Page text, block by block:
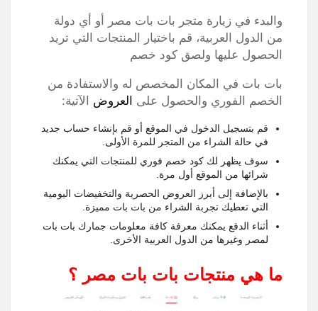
والبدء في زيارة متجر بات بات مصر أو أي دولة
من الدول العربية، قم باختيار المنتجات التي تريد
الحصول عليها ولصق كود خصم
بات بات في المكان المخصص له والاستفادة من
الخصم الفوري والحصول على
العروض الآتية:
قم بتسجيل الدخول في الموقع أو قم بإنشاء حساب جديد
في حالة الشراء من المتجر للمرة الأولى.
سوف يظهر لك كود خصم فوري للمنتجات التي يمكنك
شرائها من الموقع أول مرة.
بالإضافة إلى أبرز العروض الحصرية والتخفيضات اليومية
التي تعطيك تجربة الشراء من بات بات مميزة.
أثناء الدفع يمكنك معرفة كافة معلومات جمارك بات بات
لمصر وغيرها من الدول العربية الأخرى.
ما هي منتجات بات بات مصر ؟